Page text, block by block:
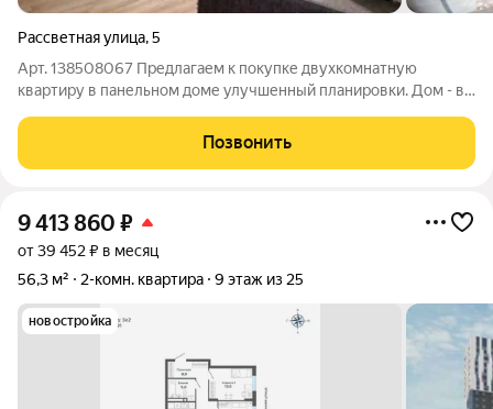
Рассветная улица,5
Арт. 138508067 Предлагаем к покупке двухкомнатную
квартиру в панельном доме улучшенный планировки. Дом - в
инфраструктура - в шаговой доступности:в соседнем здании -
взрослая поликлиника № 3
Позвонить
9 413 860 ₽
от 39 452 ₽ в месяц
56,3 м²
2-комн. квартира 9 этаж из 25
новостройка